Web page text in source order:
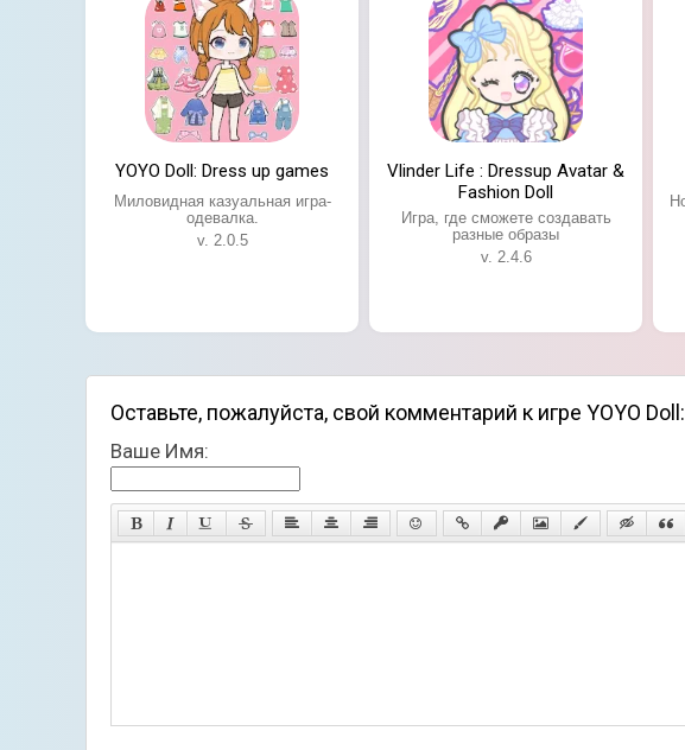
YOYO Doll: Dress up games
Миловидная казуальная игра-
одевалка.
v. 2.0.5
Vlinder Life : Dressup Avatar &
Fashion Doll
Игра, где сможете создавать
разные образы
v. 2.4.6
Оставьте, пожалуйста, свой комментарий к игре YOYO
Ваше Имя: